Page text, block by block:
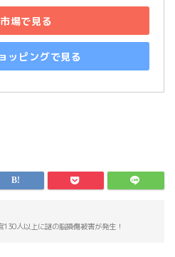
場で見る
ッピングで見る
130人以上に謎の脳損傷被害が発生！